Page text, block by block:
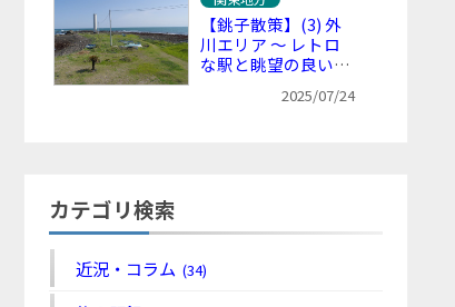
【銚子散策】(3) 外
川エリア ～ レトロ
な駅と眺望の良い海
2025/07/24
カテゴリ検索
近況・コラム (34)